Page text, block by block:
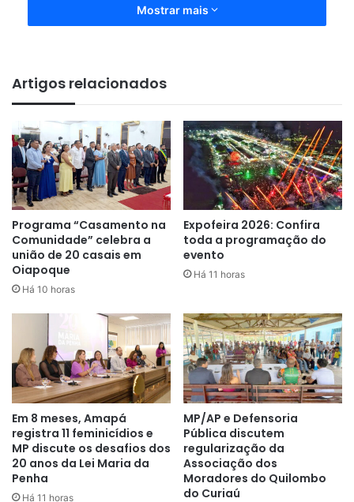
sobre a nossa postura enquanto
profissional, no dia a dia do
serviço público, principalmente
para quem trabalha na área
social. É preciso combater no
cotidiano a homofobia, ver as
formas de fazer com que esse
servidor possa ter uma postura
adequada contra qualquer tipo de
preconceito”, reforça Tatiana
Rezende, que trabalha na
Secretaria de Estado da
Assistência Social.
Este ano, as ações de enfrentamento à LGBTFobia traz
como tema “É Tempo de Consolidar Direitos!”. O objetivo é
promover a reflexão e levar as boas práticas aos
Mostrar mais
Artigos relacionados
Programa “Casamento na
Comunidade” celebra a
união de 20 casais em
Oiapoque
Há 10 horas
Expofeira 2026: Confira
toda a programação do
evento
Há 11 horas
Em 8 meses, Amapá
registra 11 feminicídios e
MP discute os desafios dos
20 anos da Lei Maria da
Penha
Há 11 horas
MP/AP e Defensoria
Pública discutem
regularização da
Associação dos
Moradores do Quilombo
do Curiaú